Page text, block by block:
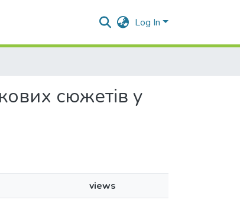
Log In
сюжетів у
views